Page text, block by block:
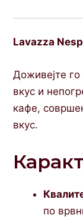
Lavazza
Доживејте го
вкус и
кафе,
вкус.
по